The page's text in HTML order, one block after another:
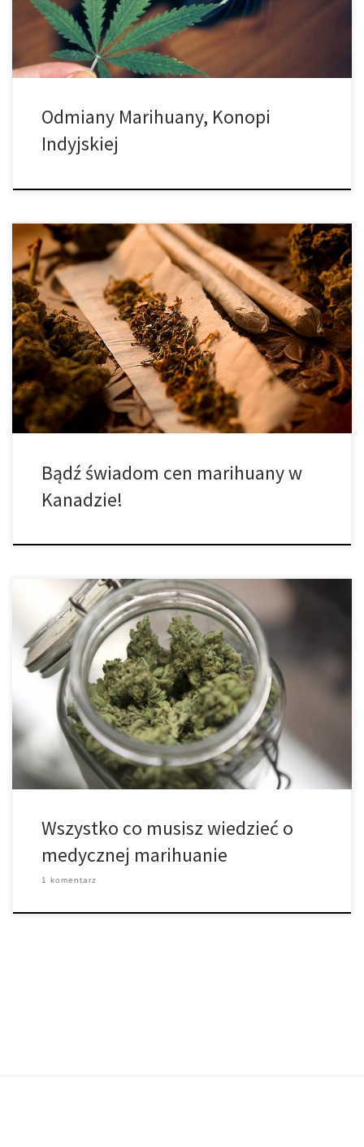
wypada w porównaniu jakości do innych […]
Odmiany Marihuany, Konopi
Indyjskiej
Ludzie, którzy doświadczają bólu rozważą cokolwiek, tylko aby
sobie pomóc i pozbyć się dokuczającego bólu. Stały ból może
powodować, że ludzie stają się źli, są w złym humorze,
sfrustrowani, mają dość życia, towarzyszy im stałe zmęczenie,
stres, a także całe mnóstwo innych dolegliwości. A to nawet nie
jest pierwotny zakres […]
Bądź świadom cen marihuany w
Kanadzie!
Słyszałeś o medycznej marihuanie? Jesteśmy pewni, że tak!
Jeżeli jednak odpowiedź brzmi nie, to poniżej znajdziesz
wszystko, co musisz o niej wiedzieć: Medyczna marihuana jest w
zasadzie narkotykiem, który stosowany jest przede wszystkim w
celach leczniczych. Istnieje bardzo wiele celów medycznych, w
których kannabis znajduje swoje zastosowanie. Niektórymi z nich
Wszystko co musisz wiedzieć o
medycznej marihuanie
1 komentarz